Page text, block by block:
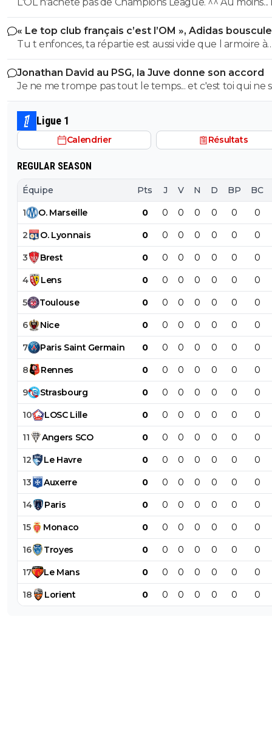
délivrance avec un possible licenciement de ce clown.
L'OL n'achète pas de Champions League. ^^ Au moins... l'OM a
un point commun avec le PSG. Mdr Adidas ne se trompe pas
avec l'OL qui est une valeur sûre... contrairement à
« Le top club français c’est l’OM », Adidas
PSG
Tu t enfonces, ta répartie est aussi vide que l armoire à
trophées de ton club depuis 15 piges, t es juste une
gueule arrogante se pensant plus intelligent que les
alors que t es juste un pauvre clown empafé mdr
Jonathan David au PSG, la Juve donne son accord
Je ne me trompe pas tout le temps... et c'est toi qui ne
pas lire. ^^
Ligue 1
Calendrier Résultats
REGULAR SEASON
Équipe Pts J V N D BP BC
1 O. Marseille 0 0 0 0 0 0 0
2 O. Lyonnais 0 0 0 0 0 0 0
3 Brest 0 0 0 0 0 0 0
4 Lens 0 0 0 0 0 0 0
5 Toulouse 0 0 0 0 0 0 0
6 Nice 0 0 0 0 0 0 0
7 Paris Saint Germain 0 0 0 0 0 0 0
8 Rennes 0 0 0 0 0 0 0
9 Strasbourg 0 0 0 0 0 0 0
10 LOSC Lille 0 0 0 0 0 0 0
11 Angers SCO 0 0 0 0 0 0 0
12 Le Havre 0 0 0 0 0 0 0
13 Auxerre 0 0 0 0 0 0 0
14 Paris 0 0 0 0 0 0 0
15 Monaco 0 0 0 0 0 0 0
16 Troyes 0 0 0 0 0 0 0
17 Le Mans 0 0 0 0 0 0 0
18 Lorient 0 0 0 0 0 0 0